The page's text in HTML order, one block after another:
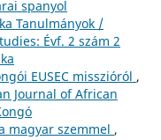
spanyol
Tanulmányok /
Évf. 2 szám 2
EUSEC misszióról ,
Journal of African
magyar szemmel ,